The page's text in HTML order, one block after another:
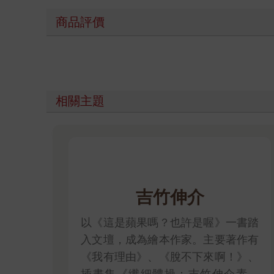
商品評價
相關主題
吉竹伸介
以《這是蘋果嗎？也許是喔》一書踏
入文壇，成為繪本作家。主要著作有
《我有理由》、《脫不下來啊！》、